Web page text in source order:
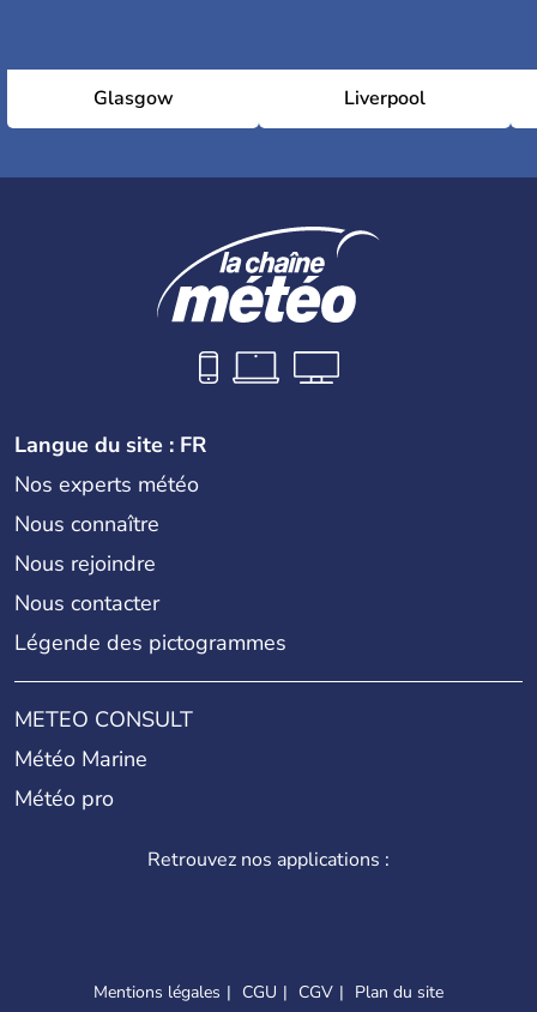
Glasgow Liverpool
Langue du site : FR
Nos experts météo
Nous connaître
Nous rejoindre
Nous contacter
Légende des pictogrammes
METEO CONSULT
Météo Marine
Météo pro
Retrouvez nos applications :
Mentions légales CGU CGV Plan du site